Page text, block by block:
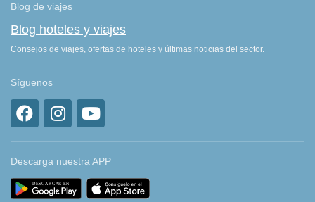
Blog de viajes
Blog hoteles y viajes
Consejos de viajes, ofertas de hoteles y últimas noticias del sector.
Síguenos
Descarga nuestra APP